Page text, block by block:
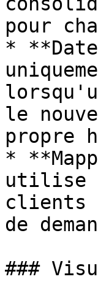
pour
*
le
propre
*
utilise
clients
de
###